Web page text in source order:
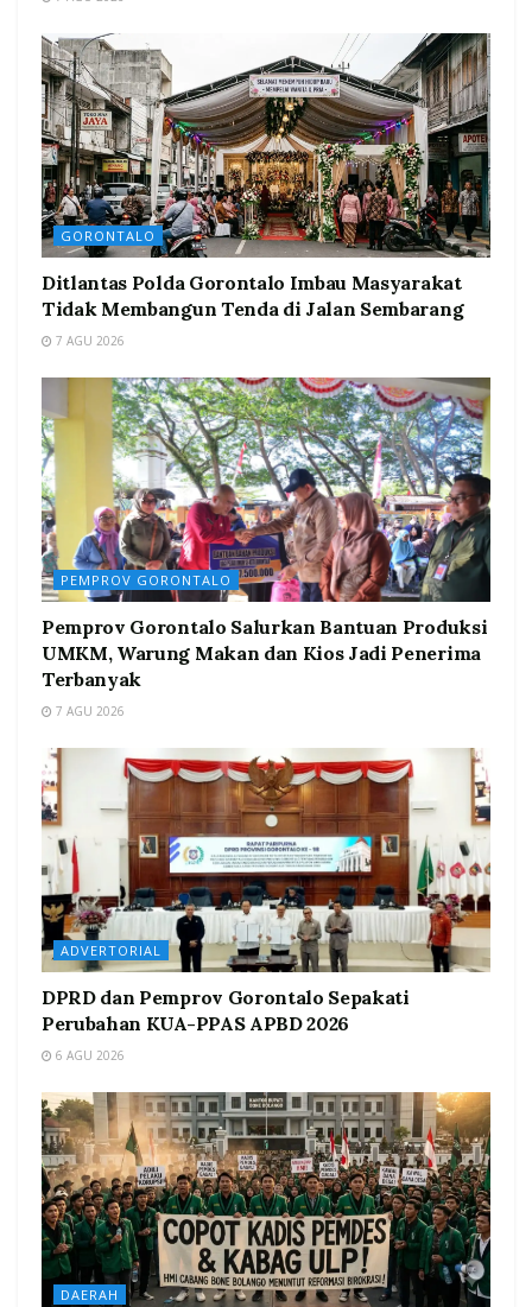
GORONTALO
Ditlantas Polda Gorontalo Imbau Masyarakat
Tidak Membangun Tenda di Jalan Sembarang
7 AGU 2026
PEMPROV GORONTALO
Pemprov Gorontalo Salurkan Bantuan Produksi
UMKM, Warung Makan dan Kios Jadi Penerima
Terbanyak
7 AGU 2026
ADVERTORIAL
DPRD dan Pemprov Gorontalo Sepakati
Perubahan KUA-PPAS APBD 2026
6 AGU 2026
DAERAH